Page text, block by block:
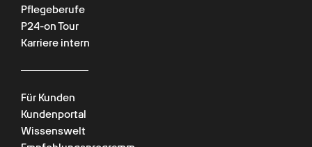
Pflegeberufe
P24-on Tour
Karriere intern
Für Kunden
Kundenportal
Wissenswelt